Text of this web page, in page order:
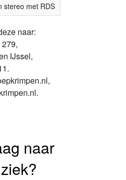
stereo met RDS
naar:
IJssel,
naar